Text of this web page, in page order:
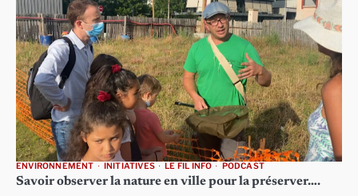
ENVIRONNEMENT INITIATIVES LE FIL INFO PODCAST
Savoir observer la nature en ville pour la préserver….